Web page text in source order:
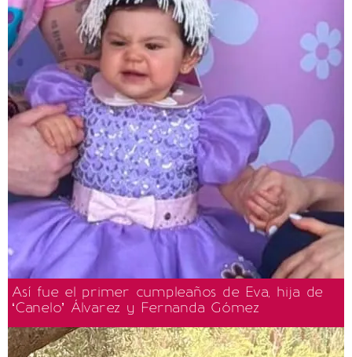
Así fue el primer cumpleaños de Eva, hija de
‘Canelo’ Álvarez y Fernanda Gómez